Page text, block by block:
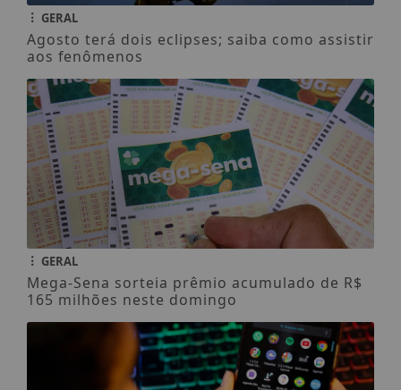
GERAL
Agosto terá dois eclipses; saiba como assistir
aos fenômenos
GERAL
Mega-Sena sorteia prêmio acumulado de R$
165 milhões neste domingo